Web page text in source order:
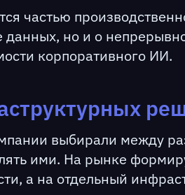
частью
но и о
корпоративного ИИ.
выбирали между
ими. На рынке
а на отдельный